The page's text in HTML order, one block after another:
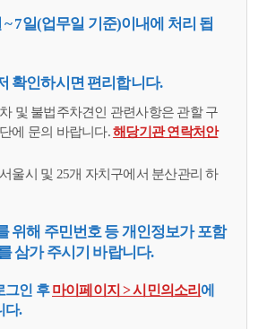
7일(업무일 기준)이내에 처리 됩
확인하시면 편리합니다.
및 불법주차견인 관련사항은 관할 구
에 문의 바랍니다.해당기관 연락처안
울시 및 25개 자치구에서 분산관리 하
위해 주민번호 등 개인정보가 포함
삼가 주시기 바랍니다.
그인 후마이페이지 > 시민의소리에
다.